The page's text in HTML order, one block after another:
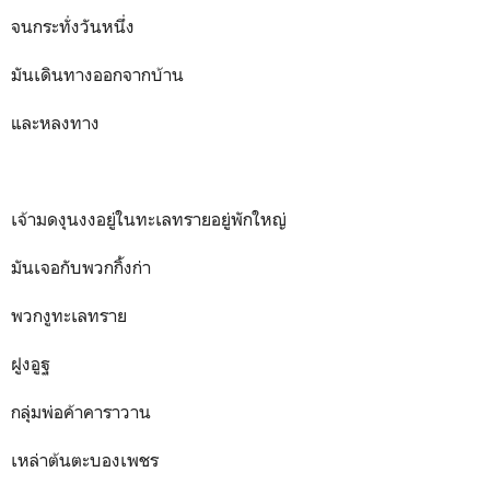
จนกระทั่งวันหนึ่ง
มันเดินทางออกจากบ้าน
และหลงทาง
เจ้ามดงุนงงอยู่ในทะเลทรายอยู่พักใหญ่
มันเจอกับพวกกิ้งก่า
พวกงูทะเลทราย
ฝูงอูฐ
กลุ่มพ่อค้าคาราวาน
เหล่าต้นตะบองเพชร